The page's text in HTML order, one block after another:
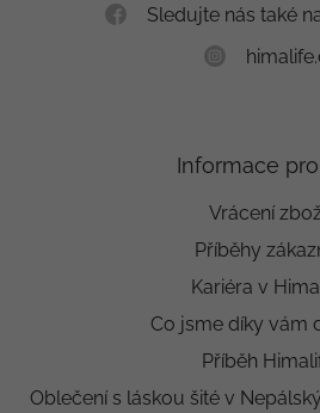
Sledujte nás také
Informace
Vrácení
Příběhy
Kariéra v
Co jsme díky vám
Příběh
Oblečení s láskou šité v